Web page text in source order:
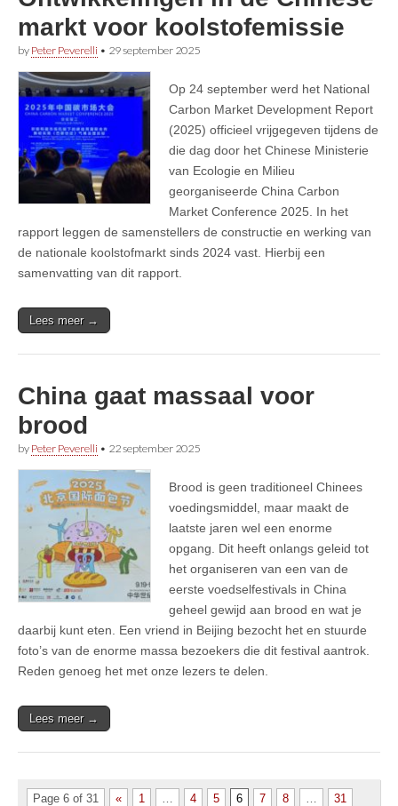
markt voor koolstofemissie
by Peter Peverelli • 29 september 2025
Op 24 september werd het National
Carbon Market Development Report
(2025) officieel vrijgegeven tijdens de
die dag door het Chinese Ministerie
van Ecologie en Milieu
georganiseerde China Carbon
Market Conference 2025. In het
rapport leggen de samenstellers de constructie en werking van
de nationale koolstofmarkt sinds 2024 vast. Hierbij een
samenvatting van dit rapport.
Lees meer →
China gaat massaal voor
brood
by Peter Peverelli • 22 september 2025
Brood is geen traditioneel Chinees
voedingsmiddel, maar maakt de
laatste jaren wel een enorme
opgang. Dit heeft onlangs geleid tot
het organiseren van een van de
eerste voedselfestivals in China
geheel gewijd aan brood en wat je
daarbij kunt eten. Een vriend in Beijing bezocht het en stuurde
foto’s van de enorme massa bezoekers die dit festival aantrok.
Reden genoeg het met onze lezers te delen.
Lees meer →
Page 6 of 31 « 1 4 5 6 7 8
31